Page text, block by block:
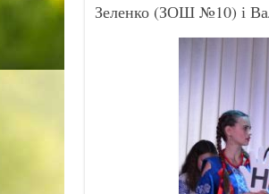
Зеленко (ЗОШ №10) і